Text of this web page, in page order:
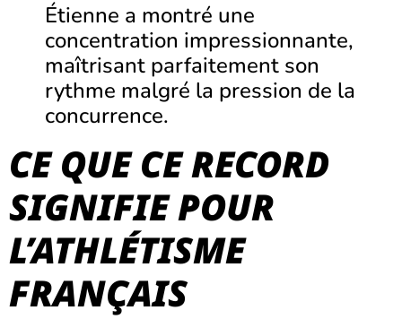
Étienne a montré une
concentration impressionnante,
maîtrisant parfaitement son
rythme malgré la pression de la
concurrence.
CE QUE CE RECORD
SIGNIFIE POUR
L’ATHLÉTISME
FRANÇAIS